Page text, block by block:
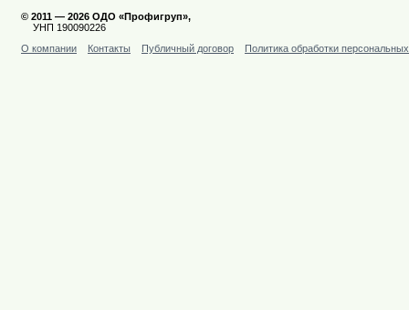
© 2011 — 2026 ОДО «Профигруп»,
УНП 190090226
О компании
Контакты Публичный договор Политика обработки